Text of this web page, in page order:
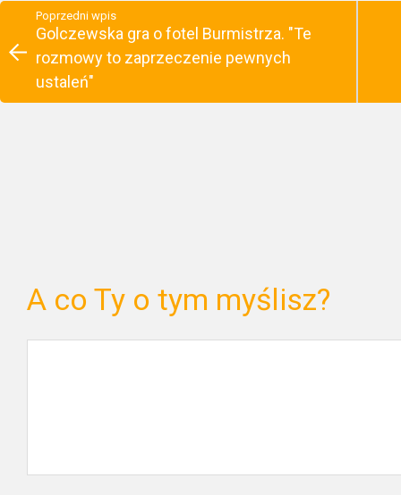
Poprzedni wpis
Golczewska gra o fotel Burmistrza. "Te
rozmowy to zaprzeczenie pewnych
ustaleń"
A co Ty o tym myślisz?